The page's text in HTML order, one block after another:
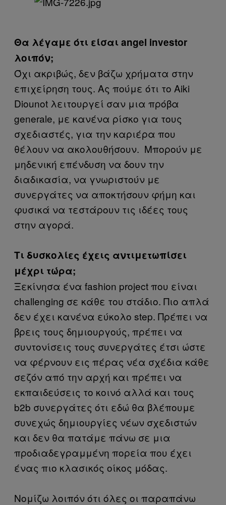
Θα λέγαμε ότι είσαι angel investor
λοιπόν;
Όχι ακριβώς, δεν βάζω χρήματα στην
επιχείρηση τους. Ας πούμε ότι το Aiki
Diounot λειτουργεί σαν μια πρόβα
generale, με κανένα ρίσκο για τους
σχεδιαστές, για την καριέρα που
θέλουν να ακολουθήσουν. Μπορούν με
μηδενική επένδυση να δουν την
διαδικασία, να γνωριστούν με
συνεργάτες να αποκτήσουν φήμη και
φυσικά να τεστάρουν τις ιδέες τους
στην αγορά.
Τι δυσκολίες έχεις αντιμετωπίσει
μέχρι τώρα;
Ξεκίνησα ένα fashion project που είναι
challenging σε κάθε του στάδιο. Πιο απλά
δεν έχει κανένα εύκολο step. Πρέπει να
βρεις τους δημιουργούς, πρέπει να
συντονίσεις τους συνεργάτες έτσι ώστε
να φέρνουν εις πέρας νέα σχέδια κάθε
σεζόν από την αρχή και πρέπει να
εκπαιδεύσεις το κοινό αλλά και τους
b2b συνεργάτες ότι εδώ θα βλέπουμε
συνεχώς δημιουργίες νέων σχεδιστών
και δεν θα πατάμε πάνω σε μια
προδιαδεγραμμένη πορεία που έχει
ένας πιο κλασικός οίκος μόδας.
Νομίζω λοιπόν ότι όλες οι παραπάνω